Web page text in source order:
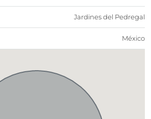
Jardines del Pedregal
México